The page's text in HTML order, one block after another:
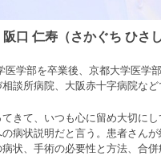
阪口 仁寿（さかぐち ひさし
医学部を卒業後、京都大学医学
談所病院、大阪赤十字病院など
きて、いつも心に留め大切にし
病状説明だと言う。患者さん
状、手術の必要性と方法、合